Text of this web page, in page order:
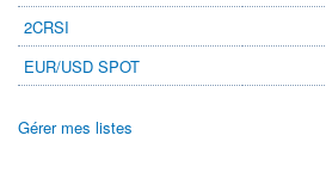
2CRSI
EUR/USD SPOT
Gérer mes listes